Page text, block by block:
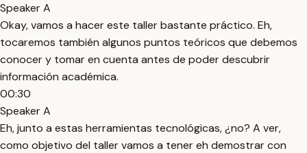
Speaker A
Okay, vamos a hacer este taller bastante práctico. Eh,
tocaremos también algunos puntos teóricos que debemos
conocer y tomar en cuenta antes de poder descubrir
información académica.
00:30
Speaker A
Eh, junto a estas herramientas tecnológicas, ¿no? A ver,
como objetivo del taller vamos a tener eh demostrar con